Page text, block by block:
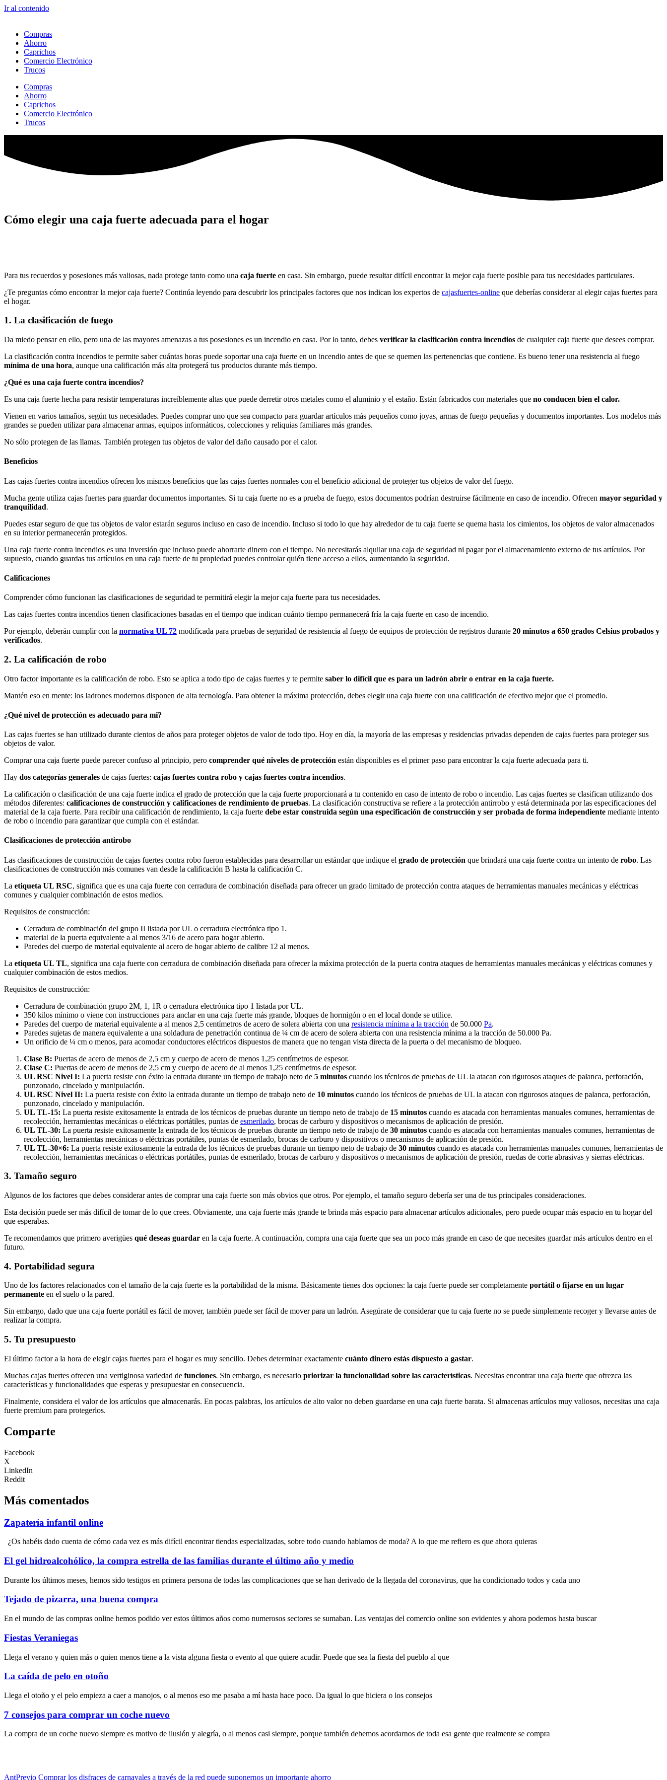
Ir al contenido
Compras
Ahorro
Caprichos
Comercio Electrónico
Trucos
Compras
Ahorro
Caprichos
Comercio Electrónico
Trucos
Cómo elegir una caja fuerte adecuada para el hogar
Para tus recuerdos y posesiones más valiosas, nada protege tanto como una caja fuerte en casa. Sin embargo, puede resultar difícil encontrar la mejor caja fuerte posible para tus necesidades particulares.
¿Te preguntas cómo encontrar la mejor caja fuerte? Continúa leyendo para descubrir los principales factores que nos indican los expertos de cajasfuertes-online que deberías considerar al elegir cajas fuertes para
el hogar.
1. La clasificación de fuego
Da miedo pensar en ello, pero una de las mayores amenazas a tus posesiones es un incendio en casa. Por lo tanto, debes verificar la clasificación contra incendios de cualquier caja fuerte que desees comprar.
La clasificación contra incendios te permite saber cuántas horas puede soportar una caja fuerte en un incendio antes de que se quemen las pertenencias que contiene. Es bueno tener una resistencia al fuego
mínima de una hora, aunque una calificación más alta protegerá tus productos durante más tiempo.
¿Qué es una caja fuerte contra incendios?
Es una caja fuerte hecha para resistir temperaturas increíblemente altas que puede derretir otros metales como el aluminio y el estaño. Están fabricados con materiales que no conducen bien el calor.
Vienen en varios tamaños, según tus necesidades. Puedes comprar uno que sea compacto para guardar artículos más pequeños como joyas, armas de fuego pequeñas y documentos importantes. Los modelos más
grandes se pueden utilizar para almacenar armas, equipos informáticos, colecciones y reliquias familiares más grandes.
No sólo protegen de las llamas. También protegen tus objetos de valor del daño causado por el calor.
Beneficios
Las cajas fuertes contra incendios ofrecen los mismos beneficios que las cajas fuertes normales con el beneficio adicional de proteger tus objetos de valor del fuego.
Mucha gente utiliza cajas fuertes para guardar documentos importantes. Si tu caja fuerte no es a prueba de fuego, estos documentos podrían destruirse fácilmente en caso de incendio. Ofrecen mayor seguridad y
tranquilidad.
Puedes estar seguro de que tus objetos de valor estarán seguros incluso en caso de incendio. Incluso si todo lo que hay alrededor de tu caja fuerte se quema hasta los cimientos, los objetos de valor almacenados
en su interior permanecerán protegidos.
Una caja fuerte contra incendios es una inversión que incluso puede ahorrarte dinero con el tiempo. No necesitarás alquilar una caja de seguridad ni pagar por el almacenamiento externo de tus artículos. Por
supuesto, cuando guardas tus artículos en una caja fuerte de tu propiedad puedes controlar quién tiene acceso a ellos, aumentando la seguridad.
Calificaciones
Comprender cómo funcionan las clasificaciones de seguridad te permitirá elegir la mejor caja fuerte para tus necesidades.
Las cajas fuertes contra incendios tienen clasificaciones basadas en el tiempo que indican cuánto tiempo permanecerá fría la caja fuerte en caso de incendio.
Por ejemplo, deberán cumplir con la normativa UL 72 modificada para pruebas de seguridad de resistencia al fuego de equipos de protección de registros durante 20 minutos a 650 grados Celsius probados y
verificados.
2. La calificación de robo
Otro factor importante es la calificación de robo. Esto se aplica a todo tipo de cajas fuertes y te permite saber lo difícil que es para un ladrón abrir o entrar en la caja fuerte.
Mantén eso en mente: los ladrones modernos disponen de alta tecnología. Para obtener la máxima protección, debes elegir una caja fuerte con una calificación de efectivo mejor que el promedio.
¿Qué nivel de protección es adecuado para mi?
Las cajas fuertes se han utilizado durante cientos de años para proteger objetos de valor de todo tipo. Hoy en día, la mayoría de las empresas y residencias privadas dependen de cajas fuertes para proteger sus
objetos de valor.
Comprar una caja fuerte puede parecer confuso al principio, pero comprender qué niveles de protección están disponibles es el primer paso para encontrar la caja fuerte adecuada para ti.
Hay dos categorías generales de cajas fuertes: cajas fuertes contra robo y cajas fuertes contra incendios.
La calificación o clasificación de una caja fuerte indica el grado de protección que la caja fuerte proporcionará a tu contenido en caso de intento de robo o incendio. Las cajas fuertes se clasifican utilizando dos
métodos diferentes: calificaciones de construcción y calificaciones de rendimiento de pruebas. La clasificación constructiva se refiere a la protección antirrobo y está determinada por las especificaciones del
material de la caja fuerte. Para recibir una calificación de rendimiento, la caja fuerte debe estar construida según una especificación de construcción y ser probada de forma independiente mediante intento
de robo o incendio para garantizar que cumpla con el estándar.
Clasificaciones de protección antirobo
Las clasificaciones de construcción de cajas fuertes contra robo fueron establecidas para desarrollar un estándar que indique el grado de protección que brindará una caja fuerte contra un intento de robo. Las
clasificaciones de construcción más comunes van desde la calificación B hasta la calificación C.
La etiqueta UL RSC, significa que es una caja fuerte con cerradura de combinación diseñada para ofrecer un grado limitado de protección contra ataques de herramientas manuales mecánicas y eléctricas
comunes y cualquier combinación de estos medios.
Requisitos de construcción:
Cerradura de combinación del grupo II listada por UL o cerradura electrónica tipo 1.
material de la puerta equivalente a al menos 3/16 de acero para hogar abierto.
Paredes del cuerpo de material equivalente al acero de hogar abierto de calibre 12 al menos.
La etiqueta UL TL, significa una caja fuerte con cerradura de combinación diseñada para ofrecer la máxima protección de la puerta contra ataques de herramientas manuales mecánicas y eléctricas comunes y
cualquier combinación de estos medios.
Requisitos de construcción:
Cerradura de combinación grupo 2M, 1, 1R o cerradura electrónica tipo 1 listada por UL.
350 kilos mínimo o viene con instrucciones para anclar en una caja fuerte más grande, bloques de hormigón o en el local donde se utilice.
Paredes del cuerpo de material equivalente a al menos 2,5 centímetros de acero de solera abierta con una resistencia mínima a la tracción de 50.000 Pa.
Paredes sujetas de manera equivalente a una soldadura de penetración continua de ¼ cm de acero de solera abierta con una resistencia mínima a la tracción de 50.000 Pa.
Un orificio de ¼ cm o menos, para acomodar conductores eléctricos dispuestos de manera que no tengan vista directa de la puerta o del mecanismo de bloqueo.
Clase B: Puertas de acero de menos de 2,5 cm y cuerpo de acero de menos 1,25 centímetros de espesor.
Clase C: Puertas de acero de menos de 2,5 cm y cuerpo de acero de al menos 1,25 centímetros de espesor.
UL RSC Nivel I: La puerta resiste con éxito la entrada durante un tiempo de trabajo neto de 5 minutos cuando los técnicos de pruebas de UL la atacan con rigurosos ataques de palanca, perforación,
punzonado, cincelado y manipulación.
UL RSC Nivel II: La puerta resiste con éxito la entrada durante un tiempo de trabajo neto de 10 minutos cuando los técnicos de pruebas de UL la atacan con rigurosos ataques de palanca, perforación,
punzonado, cincelado y manipulación.
UL TL-15: La puerta resiste exitosamente la entrada de los técnicos de pruebas durante un tiempo neto de trabajo de 15 minutos cuando es atacada con herramientas manuales comunes, herramientas de
recolección, herramientas mecánicas o eléctricas portátiles, puntas de esmerilado, brocas de carburo y dispositivos o mecanismos de aplicación de presión.
UL TL-30: La puerta resiste exitosamente la entrada de los técnicos de pruebas durante un tiempo neto de trabajo de 30 minutos cuando es atacada con herramientas manuales comunes, herramientas de
recolección, herramientas mecánicas o eléctricas portátiles, puntas de esmerilado, brocas de carburo y dispositivos o mecanismos de aplicación de presión.
UL TL-30×6: La puerta resiste exitosamente la entrada de los técnicos de pruebas durante un tiempo neto de trabajo de 30 minutos cuando es atacada con herramientas manuales comunes, herramientas de
recolección, herramientas mecánicas o eléctricas portátiles, puntas de esmerilado, brocas de carburo y dispositivos o mecanismos de aplicación de presión, ruedas de corte abrasivas y sierras eléctricas.
3. Tamaño seguro
Algunos de los factores que debes considerar antes de comprar una caja fuerte son más obvios que otros. Por ejemplo, el tamaño seguro debería ser una de tus principales consideraciones.
Esta decisión puede ser más difícil de tomar de lo que crees. Obviamente, una caja fuerte más grande te brinda más espacio para almacenar artículos adicionales, pero puede ocupar más espacio en tu hogar del
que esperabas.
Te recomendamos que primero averigües qué deseas guardar en la caja fuerte. A continuación, compra una caja fuerte que sea un poco más grande en caso de que necesites guardar más artículos dentro en el
futuro.
4. Portabilidad segura
Uno de los factores relacionados con el tamaño de la caja fuerte es la portabilidad de la misma. Básicamente tienes dos opciones: la caja fuerte puede ser completamente portátil o fijarse en un lugar
permanente en el suelo o la pared.
Sin embargo, dado que una caja fuerte portátil es fácil de mover, también puede ser fácil de mover para un ladrón. Asegúrate de considerar que tu caja fuerte no se puede simplemente recoger y llevarse antes de
realizar la compra.
5. Tu presupuesto
El último factor a la hora de elegir cajas fuertes para el hogar es muy sencillo. Debes determinar exactamente cuánto dinero estás dispuesto a gastar.
Muchas cajas fuertes ofrecen una vertiginosa variedad de funciones. Sin embargo, es necesario priorizar la funcionalidad sobre las características. Necesitas encontrar una caja fuerte que ofrezca las
características y funcionalidades que esperas y presupuestar en consecuencia.
Finalmente, considera el valor de los artículos que almacenarás. En pocas palabras, los artículos de alto valor no deben guardarse en una caja fuerte barata. Si almacenas artículos muy valiosos, necesitas una caja
fuerte premium para protegerlos.
Comparte
Facebook
X
LinkedIn
Reddit
Más comentados
Zapatería infantil online
¿Os habéis dado cuenta de cómo cada vez es más difícil encontrar tiendas especializadas, sobre todo cuando hablamos de moda? A lo que me refiero es que ahora quieras
El gel hidroalcohólico, la compra estrella de las familias durante el último año y medio
Durante los últimos meses, hemos sido testigos en primera persona de todas las complicaciones que se han derivado de la llegada del coronavirus, que ha condicionado todos y cada uno
Tejado de pizarra, una buena compra
En el mundo de las compras online hemos podido ver estos últimos años como numerosos sectores se sumaban. Las ventajas del comercio online son evidentes y ahora podemos hasta buscar
Fiestas Veraniegas
Llega el verano y quien más o quien menos tiene a la vista alguna fiesta o evento al que quiere acudir. Puede que sea la fiesta del pueblo al que
La caída de pelo en otoño
Llega el otoño y el pelo empieza a caer a manojos, o al menos eso me pasaba a mí hasta hace poco. Da igual lo que hiciera o los consejos
7 consejos para comprar un coche nuevo
La compra de un coche nuevo siempre es motivo de ilusión y alegría, o al menos casi siempre, porque también debemos acordarnos de toda esa gente que realmente se compra
AntPrevio Comprar los disfraces de carnavales a través de la red puede suponernos un importante ahorro